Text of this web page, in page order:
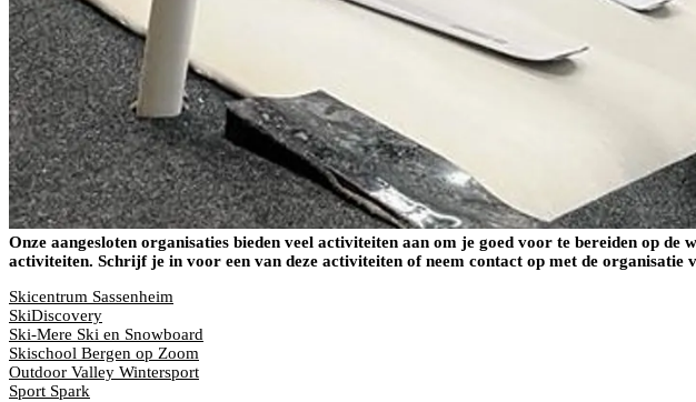
Onze aangesloten organisaties bieden veel activiteiten aan om je goed voor te bereiden op
activiteiten. Schrijf je in voor een van deze activiteiten of neem contact op met de organisatie
Skicentrum Sassenheim
SkiDiscovery
Ski-Mere Ski en Snowboard
Skischool Bergen op Zoom
Outdoor Valley Wintersport
Sport Spark